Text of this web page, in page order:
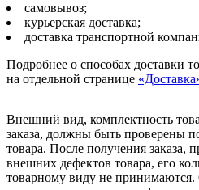
самовывоз;
курьерская доставка;
доставка транспортной
Подробнее о способах доставки
на отдельной странице
Внешний вид, комплектность
заказа, должны быть проверены
товара. После получения заказа,
внешних дефектов товара, его
товарному виду не